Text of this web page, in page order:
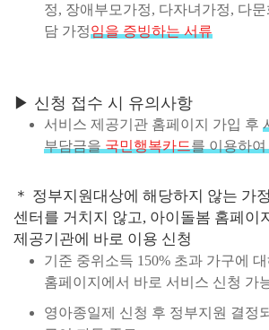
정, 장애부모가정, 다자녀가정, 다
담 가정임을 증빙하는 서류
▶ 신청 접수 시 유의사항
서비스 제공기관 홈페이지 가입 후
부담금을국민행복카드를 이용하
＊ 정부지원대상에 해당하지 않는 가
센터를 거치지 않고, 아이돌봄 홈페이
제공기관에 바로 이용 신청
기준 중위소득 150% 초과 가구에
홈페이지에서 바로 서비스 신청 가
영아종일제 신청 후 정부지원 결정